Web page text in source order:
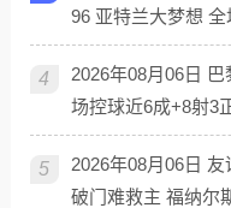
96 亚特兰大梦想 全
4
2026年08月06日
场控球近6成+8射3
5
2026年08月06日
破门难救主 福纳尔